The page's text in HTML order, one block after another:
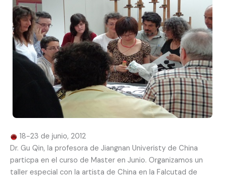
18-23 de junio, 2012
Dr. Gu Qin, la profesora de Jiangnan Univeristy de China
particpa en el curso de Master en Junio. Organizamos un
taller especial con la artista de China en la Falcutad de